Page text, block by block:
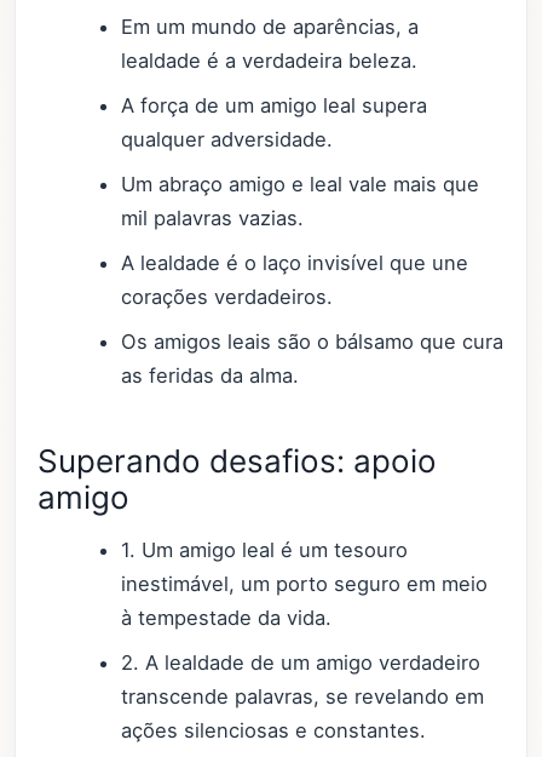
Em um mundo de aparências, a
lealdade é a verdadeira beleza.
A força de um amigo leal supera
qualquer adversidade.
Um abraço amigo e leal vale mais que
mil palavras vazias.
A lealdade é o laço invisível que une
corações verdadeiros.
Os amigos leais são o bálsamo que cura
as feridas da alma.
Superando desafios: apoio
amigo
1. Um amigo leal é um tesouro
inestimável, um porto seguro em meio
à tempestade da vida.
2. A lealdade de um amigo verdadeiro
transcende palavras, se revelando em
ações silenciosas e constantes.